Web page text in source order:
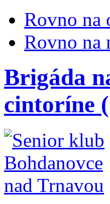
Rovno na
Rovno na
Brigáda
cintoríne